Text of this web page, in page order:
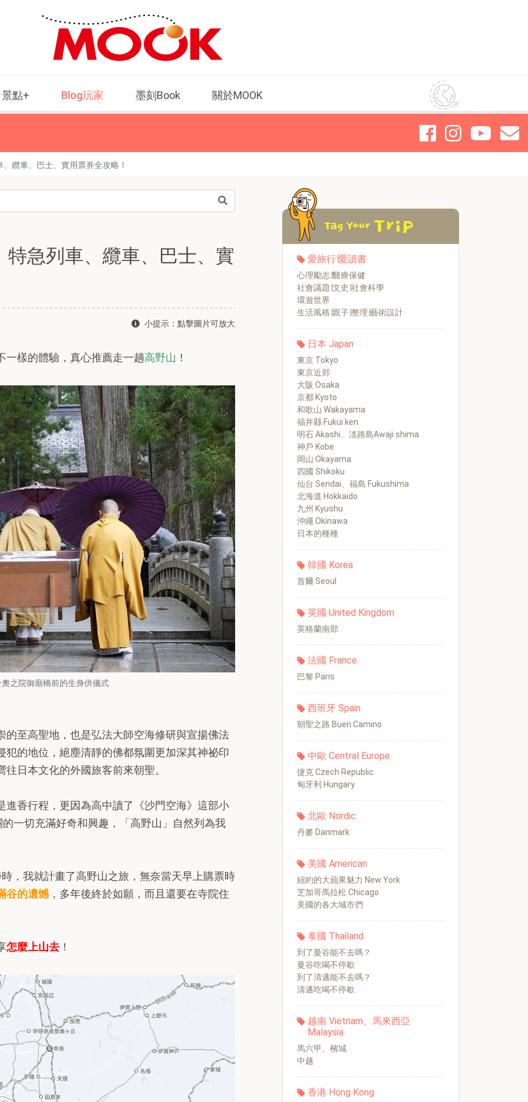
景點+ Blog玩家 墨刻Book 關於MOOK
纜車、巴士、實用票券全攻略！
急列車、纜車、巴士、實
小提示：點擊圖片可放大
一樣的體驗，真心推薦走一趟高野山 ！
之院御廟橋前的生身供儀式
至高聖地，也是弘法大師空海修研與宣揚佛法
的地位，絕塵清靜的佛都氛圍更加深其神祕印
日本文化的外國旅客前來朝聖。
香行程，更因為高中讀了《沙門空海》這部小
一切充滿好奇和興趣，「高野山」自然列為我
，我就計畫了高野山之旅，無奈當天早上購票時
谷的遺憾 ，多年後終於如願，而且還要在寺院住
怎麼上山去 ！
愛旅行∣愛讀書
心理勵志∣醫療保健
社會議題∣文史∣社會科學
環遊世界
生活風格∣親子∣整理∣藝術設計
日本 Japan
東京 Tokyo
東京近郊
大阪 Osaka
京都 Kyoto
和歌山 Wakayama
福井縣 Fukui ken
明石 Akashi、淡路島Awaji shima
神戶 Kobe
岡山 Okayama
四國 Shikoku
仙台 Sendai、福島 Fukushima
北海道 Hokkaido
九州 Kyushu
沖繩 Okinawa
日本的種種
韓國 Korea
首爾 Seoul
英國 United Kingdom
英格蘭南部
法國 France
巴黎 Paris
西班牙 Spain
朝聖之路 Buen Camino
中歐 Central Europe
捷克 Czech Republic
匈牙利 Hungary
北歐 Nordic
丹麥 Danmark
美國 American
紐約的大蘋果魅力 New York
芝加哥馬拉松 Chicago
美國的各大城市們
泰國 Thailand
到了曼谷能不去嗎？
曼谷吃喝不停歇
到了清邁能不去嗎？
清邁吃喝不停歇
越南 Vietnam、馬來西亞
Malaysia
馬六甲、檳城
中越
香港 Hong Kong